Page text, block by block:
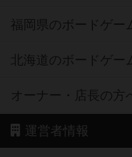
福岡県のボードゲー
北海道のボードゲー
オーナー・店長の方
運営者情報